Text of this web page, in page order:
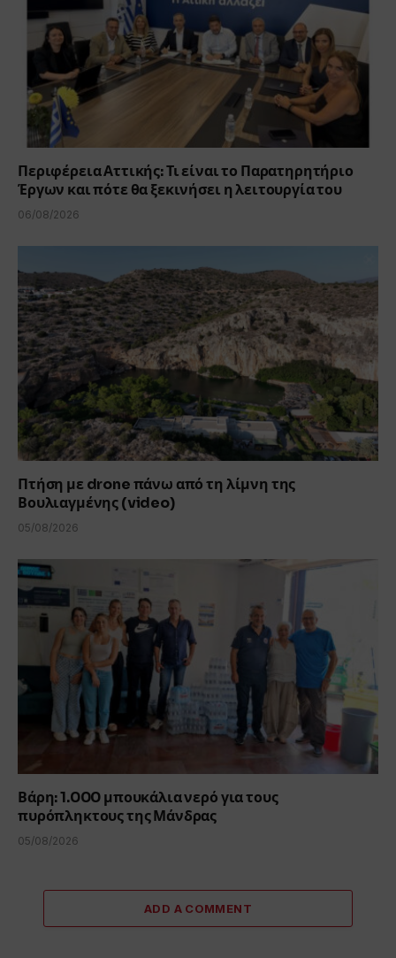
Περιφέρεια Αττικής: Τι είναι το Παρατηρητήριο
Έργων και πότε θα ξεκινήσει η λειτουργία του
06/08/2026
Πτήση με drone πάνω από τη λίμνη της
Βουλιαγμένης (video)
05/08/2026
Βάρη: 1.000 μπουκάλια νερό για τους
πυρόπληκτους της Μάνδρας
05/08/2026
ADD A COMMENT